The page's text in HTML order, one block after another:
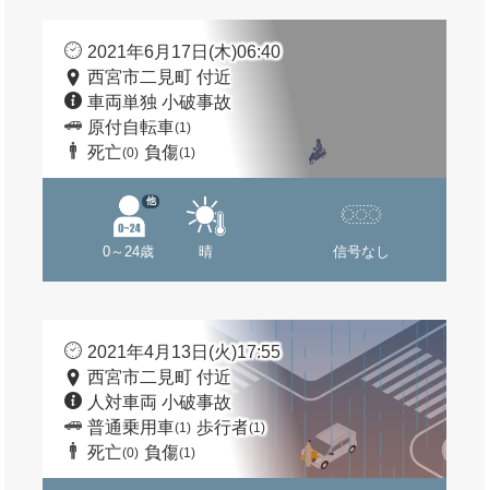
2021年6月17日(木)06:40
西宮市二見町 付近
車両単独 小破事故
原付自転車(1)
死亡(0) 負傷(1)
0～24歳
他
晴 信号なし
2021年4月13日(火)17:55
西宮市二見町 付近
人対車両 小破事故
普通乗用車(1) 歩行者(1)
死亡(0) 負傷(1)